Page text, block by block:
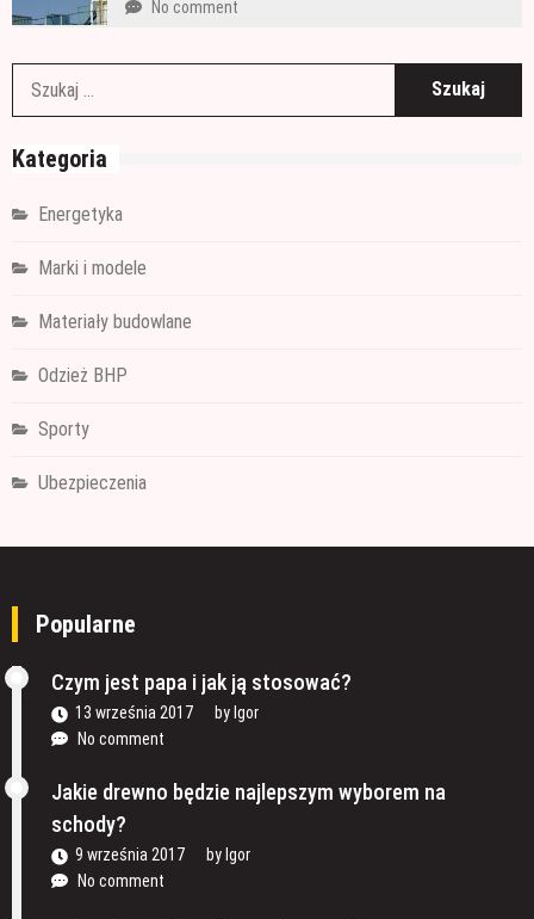
No comment
Kategoria
Energetyka
Marki i modele
Materiały budowlane
Odzież BHP
Sporty
Ubezpieczenia
Popularne
Czym jest papa i jak ją stosować?
13 września 2017 by Igor
No comment
Jakie drewno będzie najlepszym wyborem na
schody?
9 września 2017 by Igor
No comment